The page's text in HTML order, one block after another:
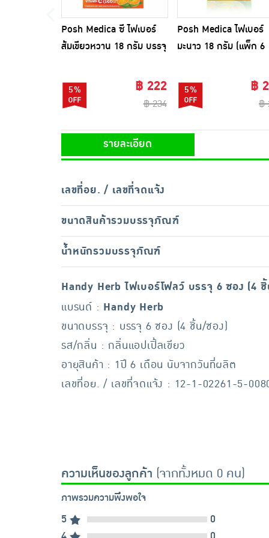
Posh Medica ซี ไฟเบอร์
ส้มเขียวหวาน 18 กรัม บรรจุ
5% ฿ 222
฿ 234
Posh Medica ไฟเบอร์
มะนาว 18 กรัม (แพ็ก 6
5% ฿
฿
รายละเอียด
เลขที่อย. / เลขที่จดแจ้ง
ขนาดสินค้ารวมบรรจุภัณฑ์
น้ำหนักรวมบรรจุภัณฑ์
Handy Herb ไฟเบอร์โฟลว์ บรรจุ 6 ซอง (4
แบรนด์ : Handy Herb
ขนาดบรรจุ : บรรจุ 6 ซอง (4 ชิ้น/ซอง)
รส/กลิ่น : กลิ่นแอปเปิ้ลเขียว
อายุสินค้า : 1ปี 6 เดือน นับจากวันที่ผลิต
เลขที่อย. / เลขที่จดแจ้ง : 12-1-02261-5-
ความเห็นของลูกค้า (จากทั้งหมด 0 คน)
ภาพรวมความพึงพอใจ
5
0